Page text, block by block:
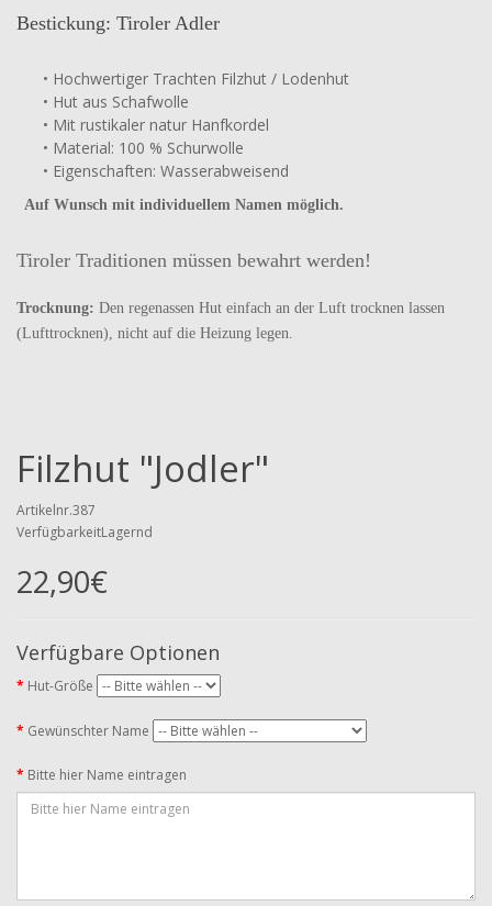
Bestickung: Tiroler Adler
• Hochwertiger Trachten Filzhut / Lodenhut
• Hut aus Schafwolle
• Mit rustikaler natur Hanfkordel
• Material: 100 % Schurwolle
• Eigenschaften: Wasserabweisend
Auf Wunsch mit individuellem Namen möglich.
Tiroler Traditionen müssen bewahrt werden!
Trocknung: Den regenassen Hut einfach an der Luft trocknen lassen
(Lufttrocknen), nicht auf die Heizung legen.
Filzhut "Jodler"
Artikelnr.387
VerfügbarkeitLagernd
22,90€
Verfügbare Optionen
Hut-Größe
Gewünschter Name
Bitte hier Name eintragen